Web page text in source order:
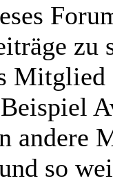
Mitglied
andere
so